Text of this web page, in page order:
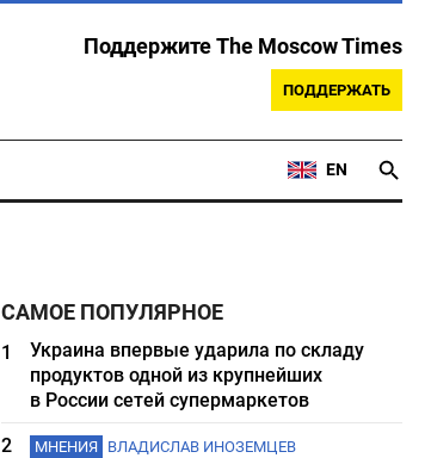
Поддержите The Moscow Times
ПОДДЕРЖАТЬ
EN
САМОЕ ПОПУЛЯРНОЕ
1
Украина впервые ударила по складу
продуктов одной из крупнейших
в России сетей супермаркетов
2
МНЕНИЯ ВЛАДИСЛАВ ИНОЗЕМЦЕВ